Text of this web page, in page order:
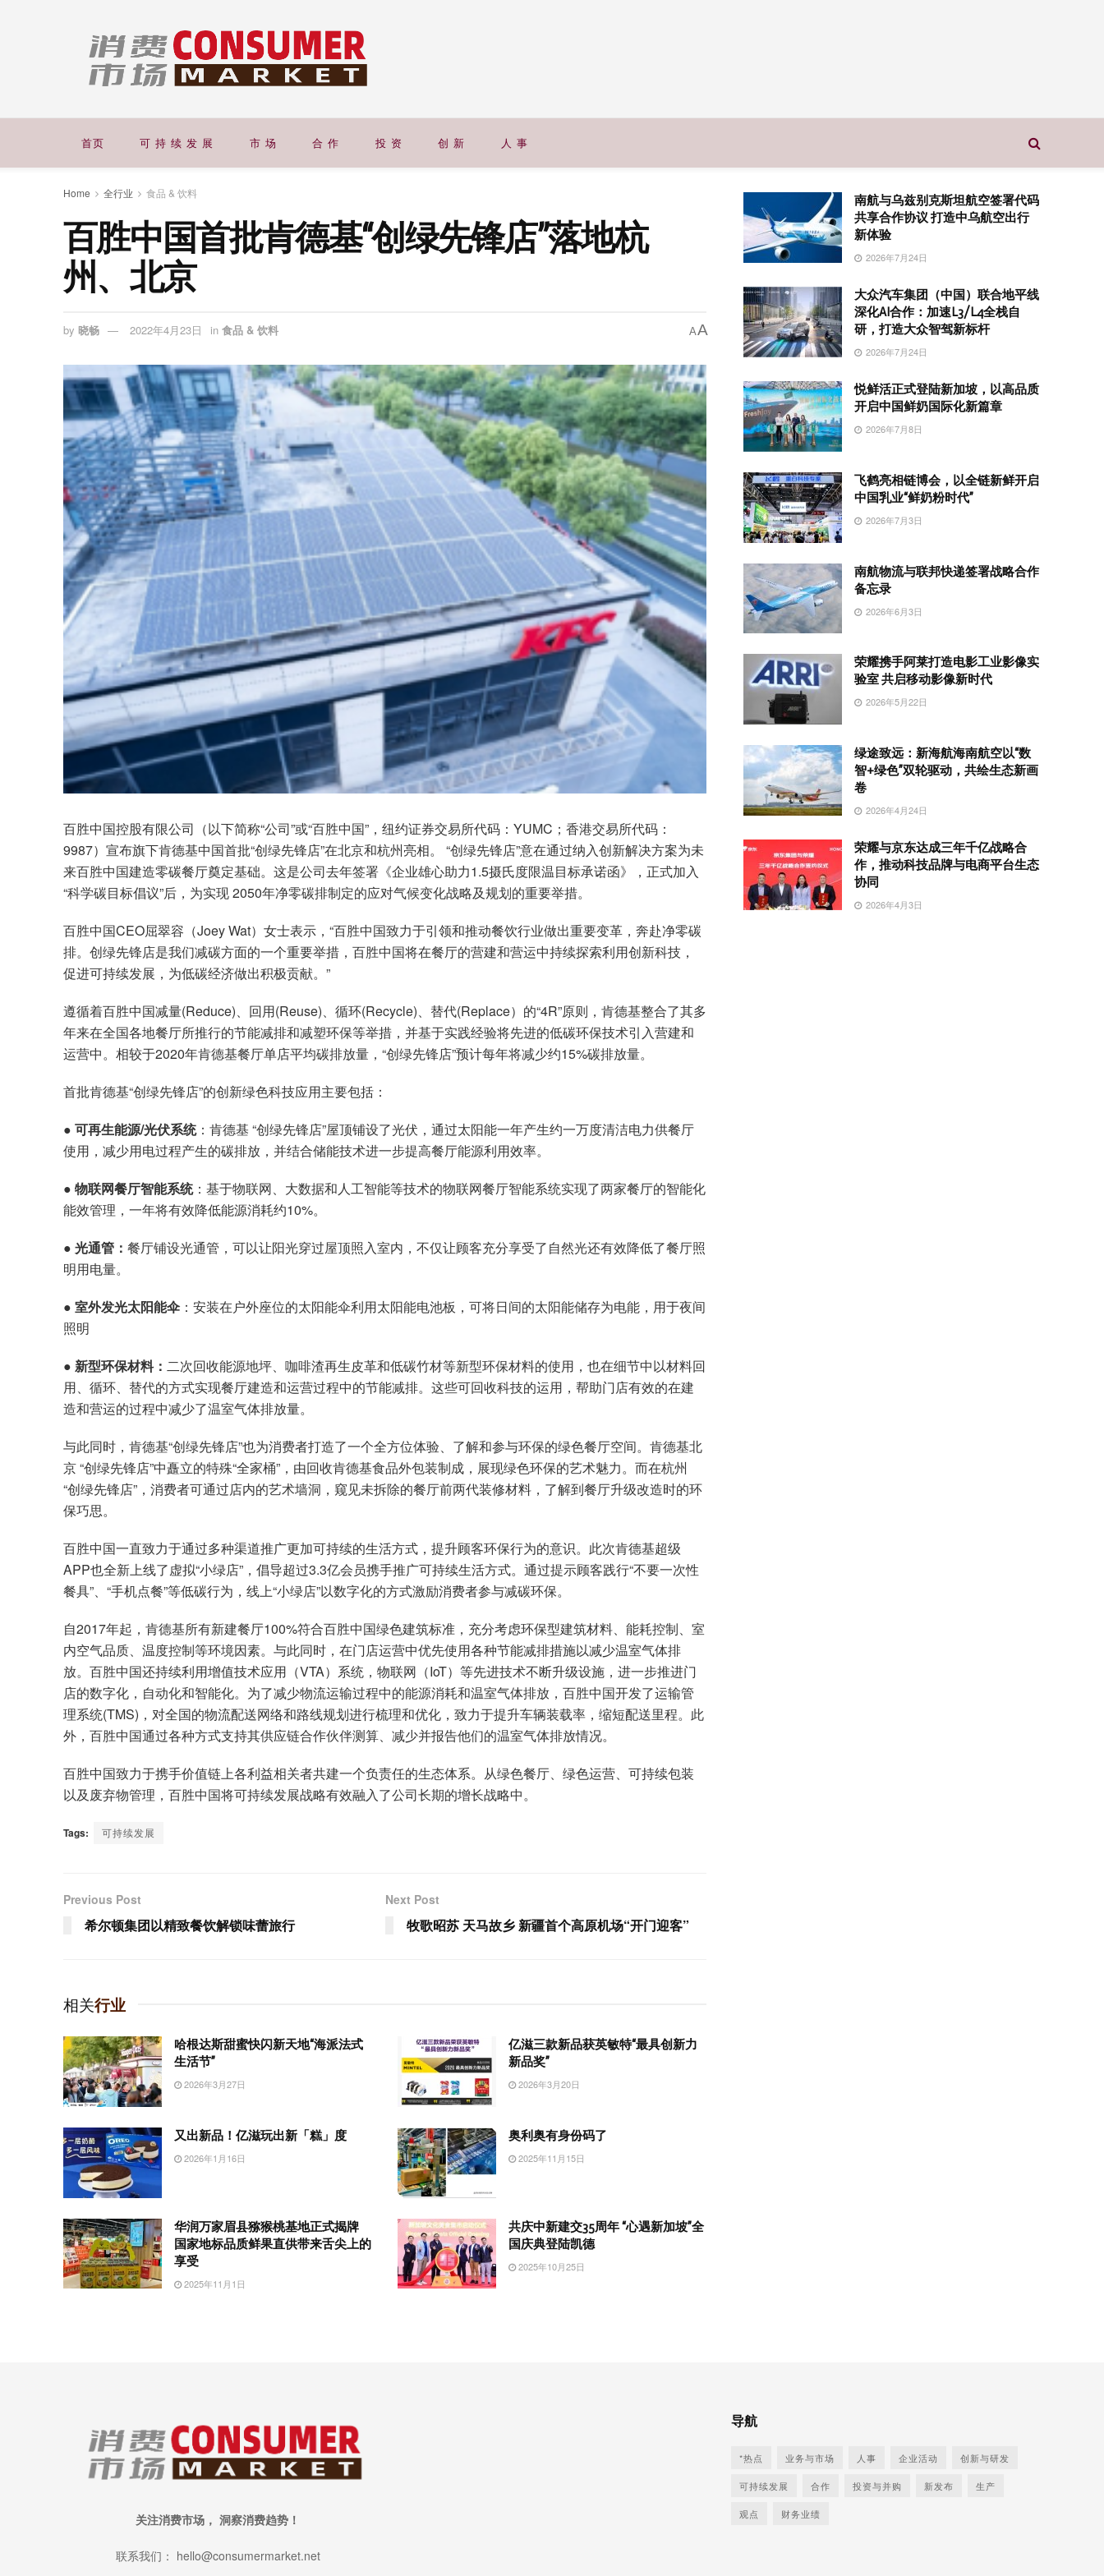
首页 可 持 续 发 展 市 场 合 作 投 资 创 新 人 事
Home 全行业 食品 & 饮料
百胜中国首批肯德基“创绿先锋店”落地杭
州、北京
by 晓畅 2022年4月23日 in 食品 & 饮料 AA
百胜中国控股有限公司（以下简称“公司”或“百胜中国”，纽约证券交易所代码：YUMC；香港交易所代码：
9987）宣布旗下肯德基中国首批“创绿先锋店”在北京和杭州亮相。 “创绿先锋店”意在通过纳入创新解决方案为未
来百胜中国建造零碳餐厅奠定基础。这是公司去年签署《企业雄心助力1.5摄氏度限温目标承诺函》，正式加入
“科学碳目标倡议”后，为实现 2050年净零碳排制定的应对气候变化战略及规划的重要举措。
百胜中国CEO屈翠容（Joey Wat）女士表示，“百胜中国致力于引领和推动餐饮行业做出重要变革，奔赴净零碳
排。创绿先锋店是我们减碳方面的一个重要举措，百胜中国将在餐厅的营建和营运中持续探索利用创新科技，
促进可持续发展，为低碳经济做出积极贡献。”
遵循着百胜中国减量(Reduce)、回用(Reuse)、循环(Recycle)、替代(Replace）的“4R”原则，肯德基整合了其多
年来在全国各地餐厅所推行的节能减排和减塑环保等举措，并基于实践经验将先进的低碳环保技术引入营建和
运营中。相较于2020年肯德基餐厅单店平均碳排放量，“创绿先锋店”预计每年将减少约15%碳排放量。
首批肯德基“创绿先锋店”的创新绿色科技应用主要包括：
● 可再生能源/光伏系统：肯德基 “创绿先锋店”屋顶铺设了光伏，通过太阳能一年产生约一万度清洁电力供餐厅
使用，减少用电过程产生的碳排放，并结合储能技术进一步提高餐厅能源利用效率。
● 物联网餐厅智能系统：基于物联网、大数据和人工智能等技术的物联网餐厅智能系统实现了两家餐厅的智能化
能效管理，一年将有效降低能源消耗约10%。
● 光通管： 餐厅铺设光通管，可以让阳光穿过屋顶照入室内，不仅让顾客充分享受了自然光还有效降低了餐厅照
明用电量。
● 室外发光太阳能伞 ：安装在户外座位的太阳能伞利用太阳能电池板，可将日间的太阳能储存为电能，用于夜间
照明
● 新型环保材料： 二次回收能源地坪、咖啡渣再生皮革和低碳竹材等新型环保材料的使用，也在细节中以材料回
用、循环、替代的方式实现餐厅建造和运营过程中的节能减排。这些可回收科技的运用，帮助门店有效的在建
造和营运的过程中减少了温室气体排放量。
与此同时，肯德基“创绿先锋店”也为消费者打造了一个全方位体验、了解和参与环保的绿色餐厅空间。肯德基北
京 “创绿先锋店”中矗立的特殊“全家桶”，由回收肯德基食品外包装制成，展现绿色环保的艺术魅力。而在杭州
“创绿先锋店”，消费者可通过店内的艺术墙洞，窥见未拆除的餐厅前两代装修材料，了解到餐厅升级改造时的环
保巧思。
百胜中国一直致力于通过多种渠道推广更加可持续的生活方式，提升顾客环保行为的意识。此次肯德基超级
APP也全新上线了虚拟“小绿店”，倡导超过3.3亿会员携手推广可持续生活方式。通过提示顾客践行“不要一次性
餐具”、“手机点餐”等低碳行为，线上“小绿店”以数字化的方式激励消费者参与减碳环保。
自2017年起，肯德基所有新建餐厅100%符合百胜中国绿色建筑标准，充分考虑环保型建筑材料、能耗控制、室
内空气品质、温度控制等环境因素。与此同时，在门店运营中优先使用各种节能减排措施以减少温室气体排
放。百胜中国还持续利用增值技术应用（VTA）系统，物联网（IoT）等先进技术不断升级设施，进一步推进门
店的数字化，自动化和智能化。为了减少物流运输过程中的能源消耗和温室气体排放，百胜中国开发了运输管
理系统(TMS)，对全国的物流配送网络和路线规划进行梳理和优化，致力于提升车辆装载率，缩短配送里程。此
外，百胜中国通过各种方式支持其供应链合作伙伴测算、减少并报告他们的温室气体排放情况。
百胜中国致力于携手价值链上各利益相关者共建一个负责任的生态体系。从绿色餐厅、绿色运营、可持续包装
以及废弃物管理，百胜中国将可持续发展战略有效融入了公司长期的增长战略中。
Tags: 可持续发展
Previous Post
希尔顿集团以精致餐饮解锁味蕾旅行
Next Post
牧歌昭苏 天马故乡 新疆首个高原机场“开门迎客”
相关行业
哈根达斯甜蜜快闪新天地“海派法式
生活节”
2026年3月27日
亿滋三款新品获英敏特“最具创新力
新品奖”
2026年3月20日
又出新品！亿滋玩出新「糕」度
2026年1月16日
奥利奥有身份码了
2025年11月15日
华润万家眉县猕猴桃基地正式揭牌
国家地标品质鲜果直供带来舌尖上的
享受
2025年11月1日
共庆中新建交35周年 “心遇新加坡”全
国庆典登陆凯德
2025年10月25日
南航与乌兹别克斯坦航空签署代码
共享合作协议 打造中乌航空出行
新体验
2026年7月24日
大众汽车集团（中国）联合地平线
深化AI合作：加速L3/L4全栈自
研，打造大众智驾新标杆
2026年7月24日
悦鲜活正式登陆新加坡，以高品质
开启中国鲜奶国际化新篇章
2026年7月8日
飞鹤亮相链博会，以全链新鲜开启
中国乳业“鲜奶粉时代”
2026年7月3日
南航物流与联邦快递签署战略合作
备忘录
2026年6月3日
荣耀携手阿莱打造电影工业影像实
验室 共启移动影像新时代
2026年5月22日
绿途致远：新海航海南航空以“数
智+绿色”双轮驱动，共绘生态新画
卷
2026年4月24日
荣耀与京东达成三年千亿战略合
作，推动科技品牌与电商平台生态
协同
2026年4月3日
关注消费市场， 洞察消费趋势！
联系我们： hello@consumermarket.net
导航
*热点 业务与市场 人事 企业活动 创新与研发
可持续发展 合作 投资与并购 新发布 生产
观点 财务业绩